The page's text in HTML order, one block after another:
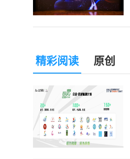
精彩阅读 原创